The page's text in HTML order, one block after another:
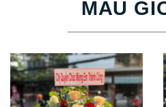
MẪU